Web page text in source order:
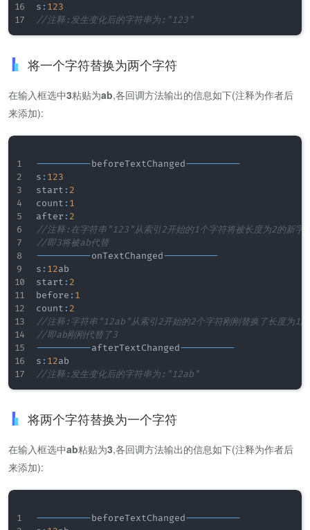
s : 123
//注释:发生变化后的字符串为:"123"
将一个字符替换为两个字符
在输入框选中3粘贴为ab,各回调方法输出的信息如下(注释为作者后
来添加):
----------beforeTextChanged----------
s : 123
start : 2
count : 1
after : 2
//注释:在字符串"123"从索引2开始的1个字符将被长度为2的新字
//即3将被ab代替
----------onTextChanged----------
s : 12ab
start : 2
before : 1
count : 2
//注释:字符串"12ab"从索引2开始的2个字符刚刚替换了长度为1的
//即ab刚刚代替了3
----------afterTextChanged----------
s : 12
//注释:发生变化后的字符串为:"12ab"
将两个字符替换为一个字符
在输入框选中ab粘贴为3,各回调方法输出的信息如下(注释为作者后
来添加):
----------beforeTextChanged----------